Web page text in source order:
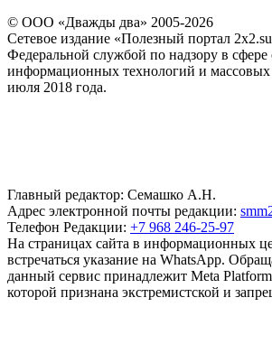
© ООО «Дважды два» 2005-2026
Сетевое издание «Полезный портал
Федеральной службой по надзору в сфере
информационных технологий и
июля 2018 года.
Главный редактор: Семашко А.Н.
Адрес электронной почты редакции:
Телефон Редакции: +7 968 246-25-97
На страницах сайта в информационных
встречаться указание на WhatsApp.
данный сервис принадлежит Meta
которой признана экстремистской и